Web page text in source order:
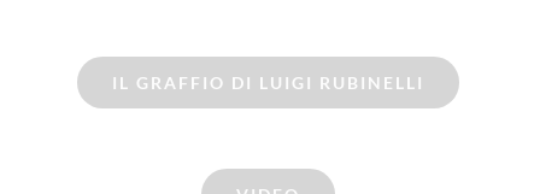
IL GRAFFIO DI LUIGI RUBINELLI